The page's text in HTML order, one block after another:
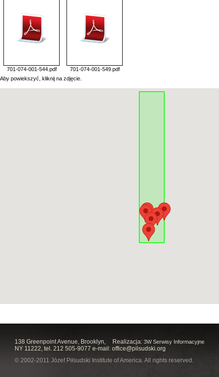
701-074-001-544.pdf
701-074-001-549.pdf
Aby powiekszyć, kliknij na zdjęcie.
Realizacja: 3W Serwisy Informacyjne
138 Greenpoint Avenue, Brooklyn,
NY 11222, tel. 212 505-9077 e-mail: office@pilsudski.org
© 2002-2011 Józef Piłsudski Institute of America. All rights reserved.